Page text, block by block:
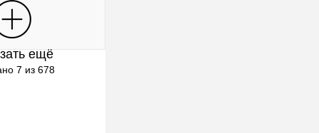
корзину
К сравнению
ещё
7 из 678